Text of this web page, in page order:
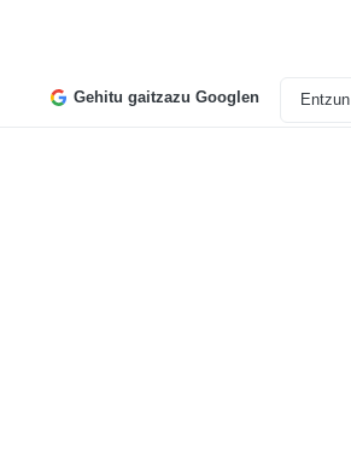
Gehitu gaitzazu Googlen Entzun